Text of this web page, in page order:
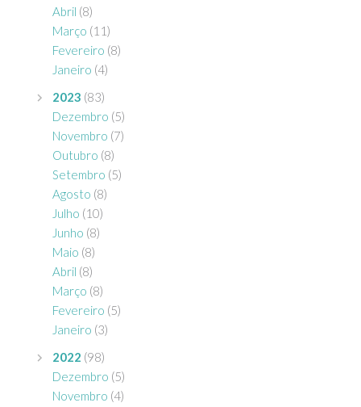
Abril (8)
Março (11)
Fevereiro (8)
Janeiro (4)
2023 (83)
Dezembro (5)
Novembro (7)
Outubro (8)
Setembro (5)
Agosto (8)
Julho (10)
Junho (8)
Maio (8)
Abril (8)
Março (8)
Fevereiro (5)
Janeiro (3)
2022 (98)
Dezembro (5)
Novembro (4)